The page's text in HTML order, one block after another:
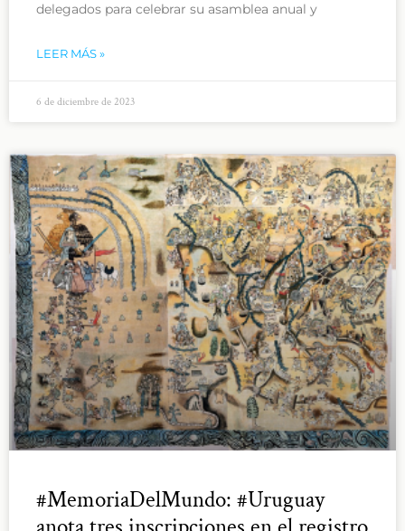
delegados para celebrar su asamblea anual y
LEER MÁS »
6 de diciembre de 2023
#MemoriaDelMundo: #Uruguay